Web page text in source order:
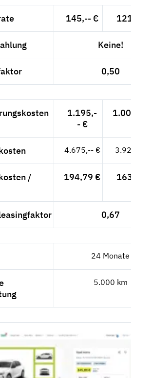
145,-- € 121,85 €
Keine!
0,50
1.195,-
- €
1.004,20
4.675,-- € 3.928,57
/
194,79 € 163,69 €
0,67
24 Monate
5.000 km